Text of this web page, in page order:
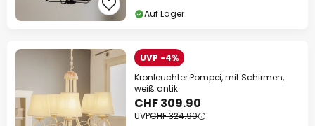
Auf Lager
UVP -4%
Kronleuchter Pompei, mit Schirmen,
weiß antik
CHF 309.90
UVPCHF 324.90